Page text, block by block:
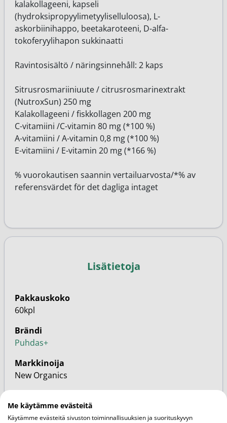
kalakollageeni, kapseli
(hydroksipropyylimetyyliselluloosa), L-
askorbiinihappo, beetakaroteeni, D-alfa-
tokoferyylihapon sukkinaatti
Ravintosisältö / näringsinnehåll: 2 kaps
Sitrusrosmariiniuute / citrusrosmarinextrakt
(NutroxSun) 250 mg
Kalakollageeni / fiskkollagen 200 mg
C-vitamiini /C-vitamin 80 mg (*100 %)
A-vitamiini / A-vitamin 0,8 mg (*100 %)
E-vitamiini / E-vitamin 20 mg (*166 %)
% vuorokautisen saannin vertailuarvosta/*% av
referensvärdet för det dagliga intaget
Lisätietoja
Pakkauskoko
60kpl
Brändi
Puhdas+
Markkinoija
New Organics
20000331
Me käytämme evästeitä
Käytämme evästeitä sivuston toiminnallisuuksien ja suorituskyvyn